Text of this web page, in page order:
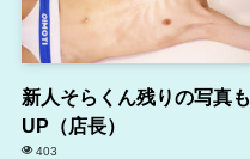
新人そらくん残りの写真も
UP（店長）
403